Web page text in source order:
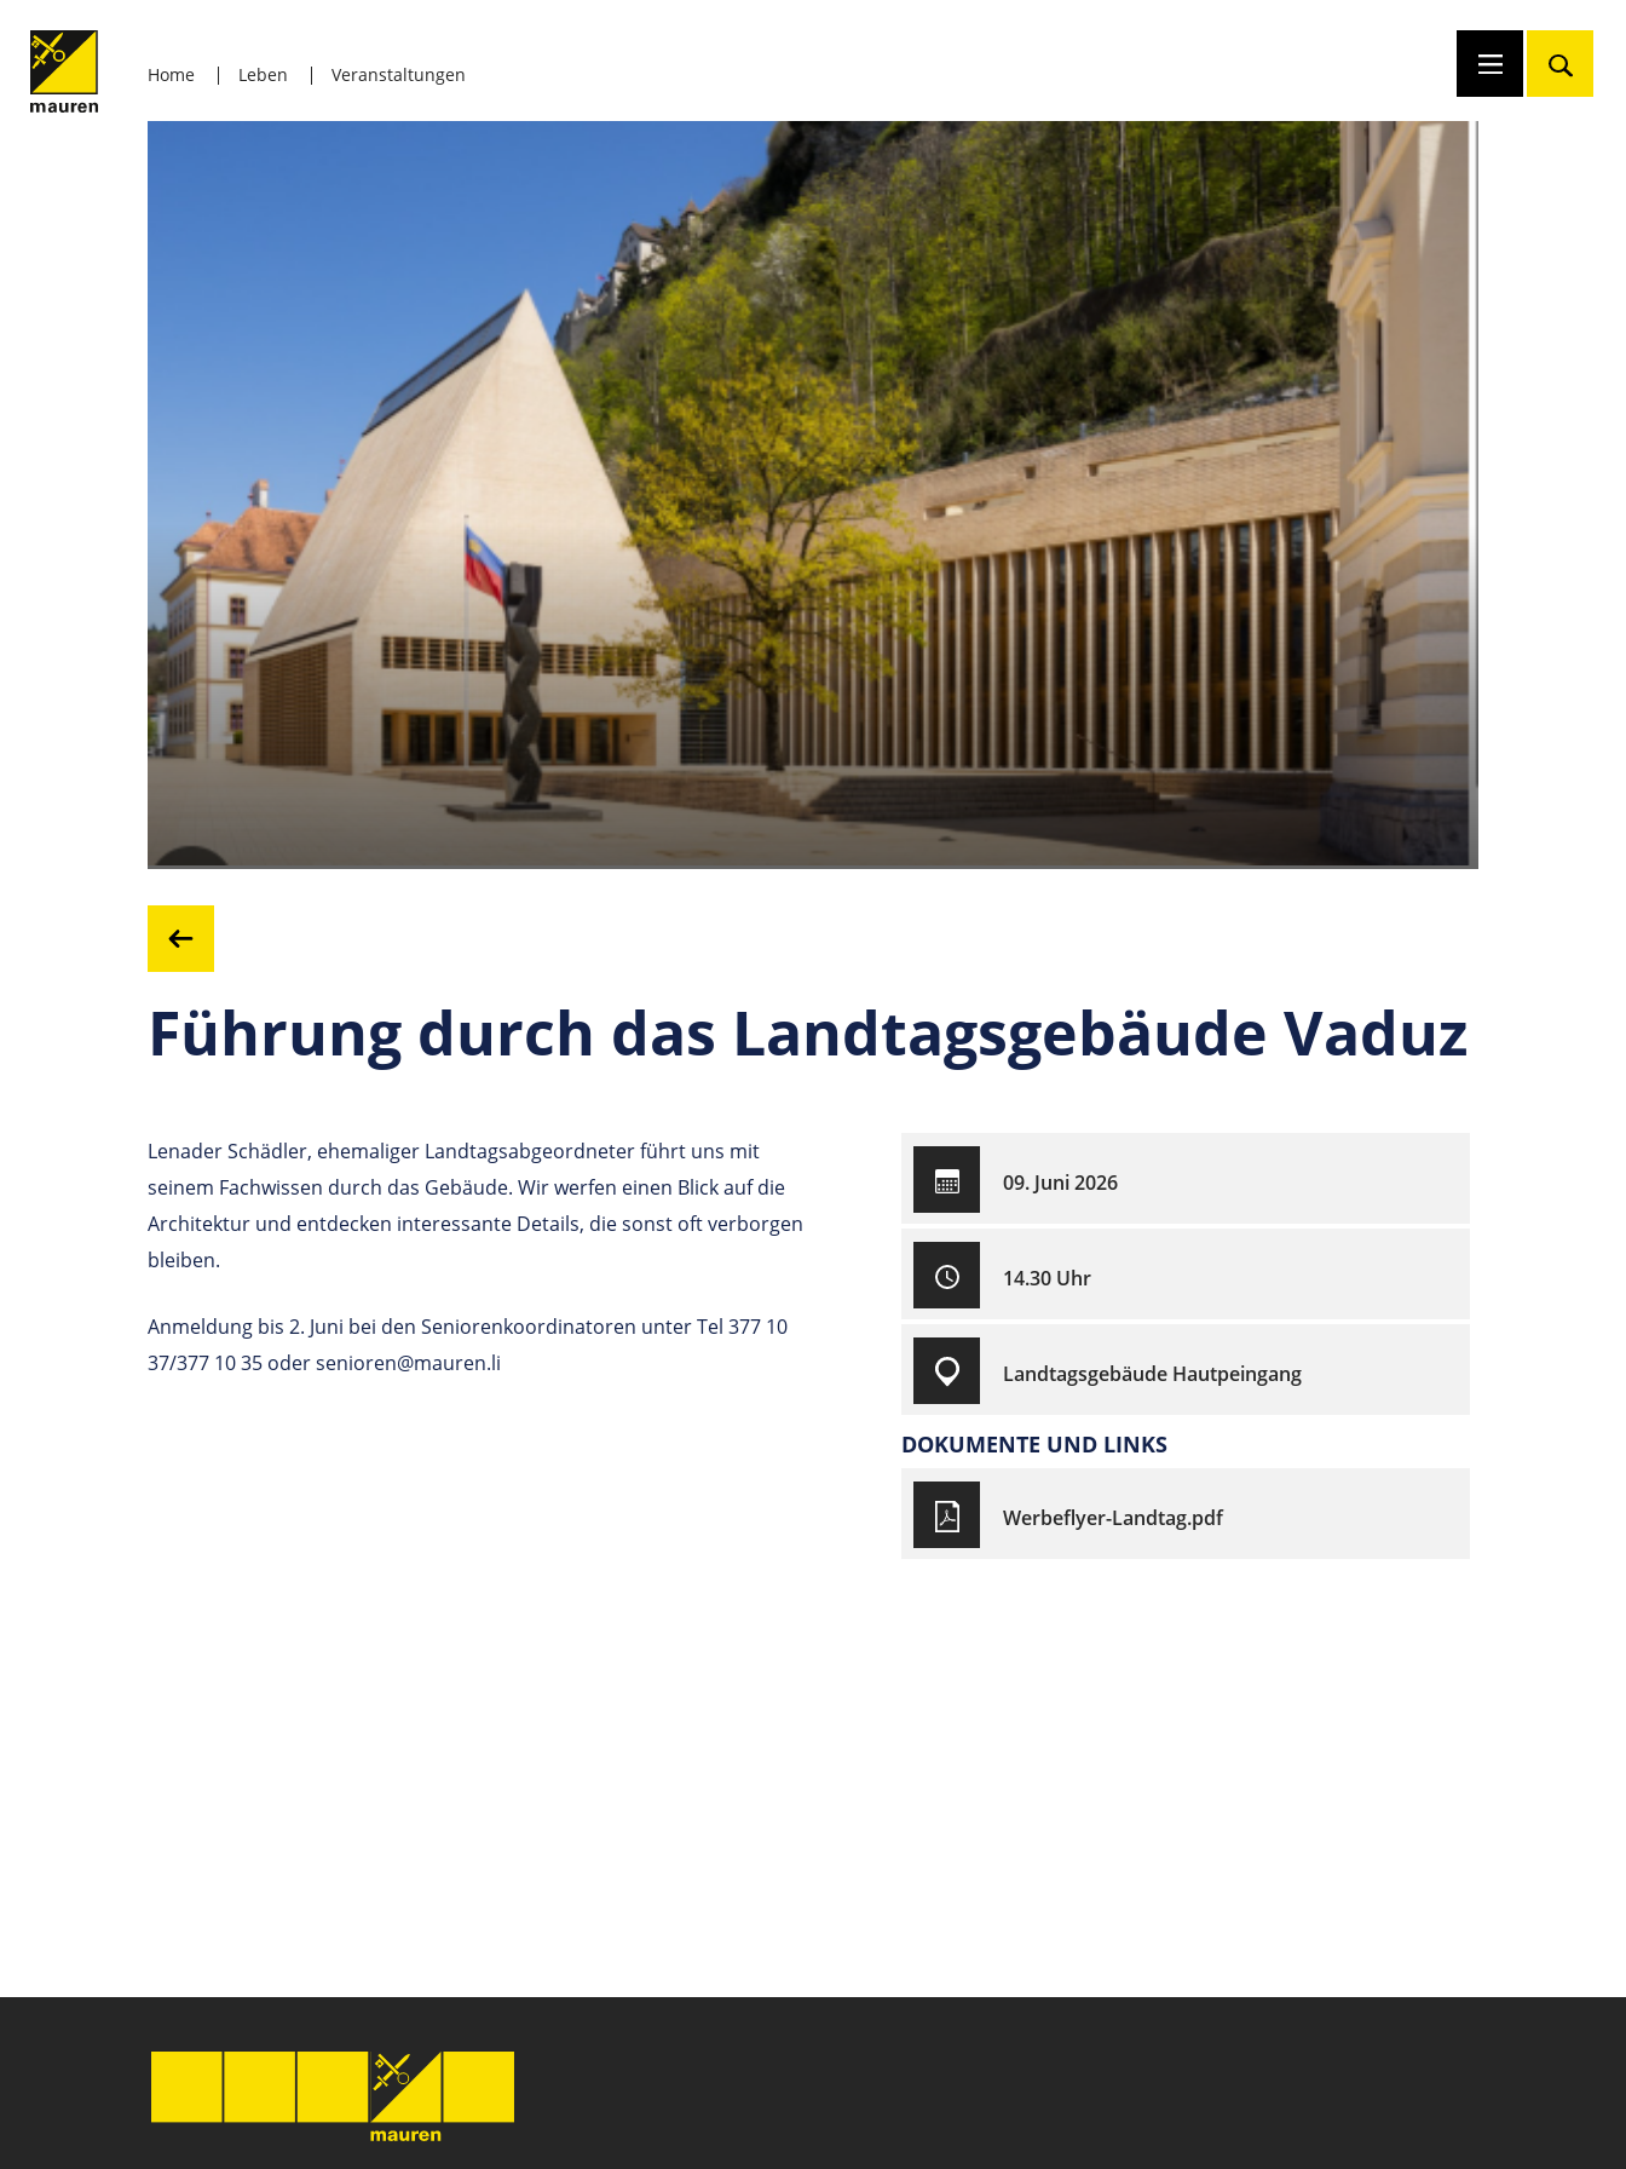
Home Leben Veranstaltungen
Führung durch das Landtagsgebäude Vaduz
Lenader Schädler, ehemaliger Landtagsabgeordneter führt uns mit
seinem Fachwissen durch das Gebäude. Wir werfen einen Blick auf die
Architektur und entdecken interessante Details, die sonst oft verborgen
bleiben.
Anmeldung bis 2. Juni bei den Seniorenkoordinatoren unter Tel 377 10
37/377 10 35 oder senioren@mauren.li
09. Juni 2026
14.30 Uhr
Landtagsgebäude Hautpeingang
DOKUMENTE UND LINKS
Werbeflyer-Landtag.pdf